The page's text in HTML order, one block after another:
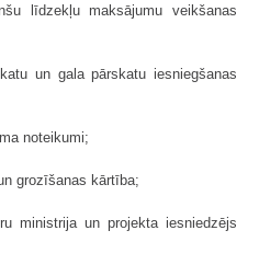
līdzekļu maksājumu veikšanas
un gala pārskatu iesniegšanas
noteikumi;
grozīšanas kārtība;
ministrija un projekta iesniedzējs